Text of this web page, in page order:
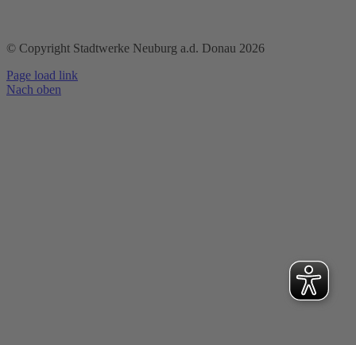
© Copyright Stadtwerke Neuburg a.d. Donau 2026
Page load link
Nach oben